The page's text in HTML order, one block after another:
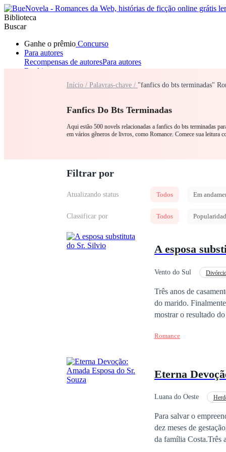
Biblioteca
Buscar
Ganhe o prêmio Concurso
Para autores
Recompensas de autoresPara autores
Ranking
RomanceLobisomemMáfiaSistemaFantasia
Início / Palavras-chave / "fanfics do bts terminadas"
Fanfics Do Bts Terminadas
Aqui estão 500 novels relacionadas a fanfics do bts terminadas
em vários gêneros de livros, como Romance. Comece sua leitura
Filtrar por
Atualizando status Todos Em
Classificar por Todos
A esposa
Vento do Sul
Três anos de
do marido.
mostrar o resultado
ela, com tristeza.O
assinou
repetindo
inseparável e de
Romance
Eterna
Luana do Oeste
Para salvar o
dez meses de
da família Costa.Três